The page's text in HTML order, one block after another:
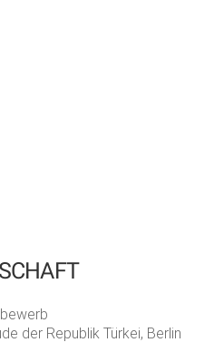
der Republik Türkei, Berlin